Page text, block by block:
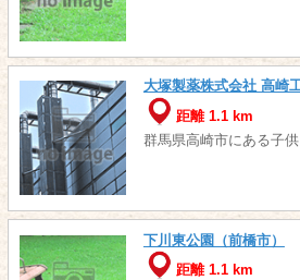
大塚製薬株式会社 高崎
距離 1.1 km
群馬県高崎市にある子
下川東公園（前橋市）
距離 1.1 km